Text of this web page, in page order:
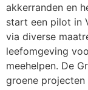
akkerranden en
start een pilot in
via diverse
leefomgeving
meehelpen. De
groene